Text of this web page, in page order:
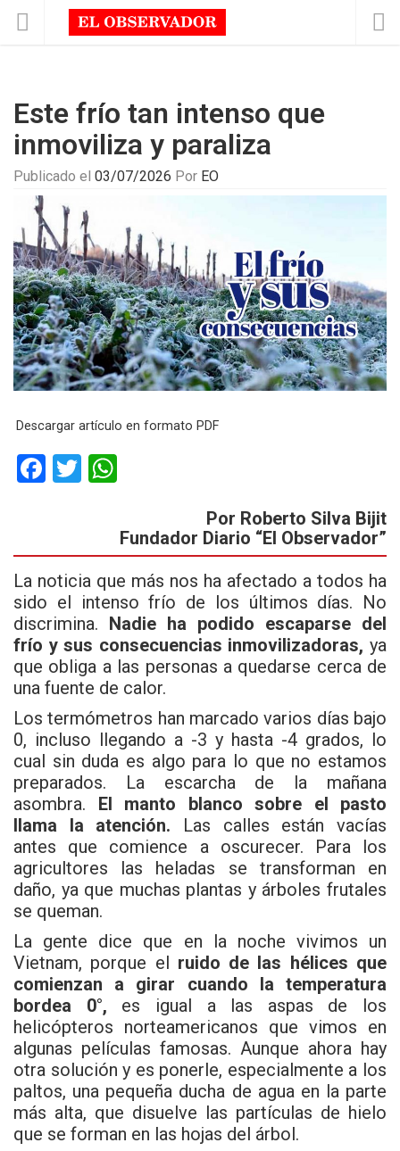
Este frío tan intenso que
inmoviliza y paraliza
Publicado el 03/07/2026 Por EO
Descargar artículo en formato PDF
F
b
o
o
k
T
er
at
s
A
p
p
Por Roberto Silva Bijit
Fundador Diario “El Observador”
La noticia que más nos ha afectado a todos ha
sido el intenso frío de los últimos días. No
discrimina. Nadie ha podido escaparse del
frío y sus consecuencias inmovilizadoras, ya
que obliga a las personas a quedarse cerca de
una fuente de calor.
Los termómetros han marcado varios días bajo
0, incluso llegando a -3 y hasta -4 grados, lo
cual sin duda es algo para lo que no estamos
preparados. La escarcha de la mañana
asombra. El manto blanco sobre el pasto
llama la atención. Las calles están vacías
antes que comience a oscurecer. Para los
agricultores las heladas se transforman en
daño, ya que muchas plantas y árboles frutales
se queman.
La gente dice que en la noche vivimos un
Vietnam, porque el ruido de las hélices que
comienzan a girar cuando la temperatura
bordea 0°, es igual a las aspas de los
helicópteros norteamericanos que vimos en
algunas películas famosas. Aunque ahora hay
otra solución y es ponerle, especialmente a los
paltos, una pequeña ducha de agua en la parte
más alta, que disuelve las partículas de hielo
que se forman en las hojas del árbol.